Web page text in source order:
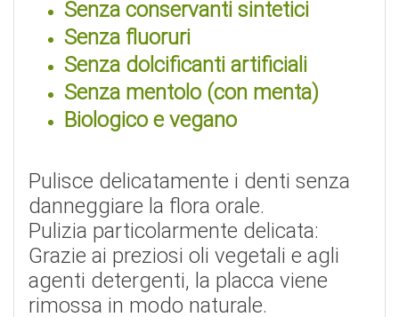
Senza conservanti sintetici
Senza fluoruri
Senza dolcificanti artificiali
Senza mentolo (con menta)
Biologico e vegano
Pulisce delicatamente i denti senza
danneggiare la flora orale.
Pulizia particolarmente delicata:
Grazie ai preziosi oli vegetali e agli
agenti detergenti, la placca viene
rimossa in modo naturale.